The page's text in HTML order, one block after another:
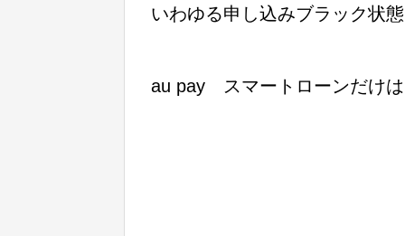
いわゆる申し込みブラック状態
au pay スマートローンだけ